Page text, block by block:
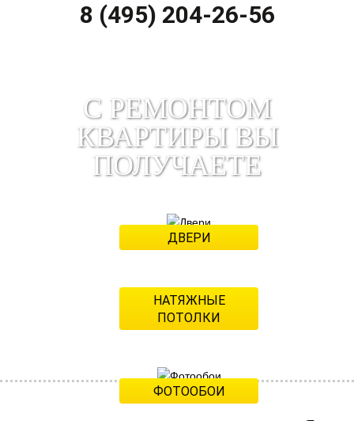
8 (495) 204-26-56
С РЕМОНТОМ
КВАРТИРЫ ВЫ
ПОЛУЧАЕТЕ
ДВЕРИ
НАТЯЖНЫЕ
ПОТОЛКИ
ФОТООБОИ